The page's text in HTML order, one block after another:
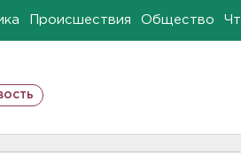
Происшествия Общество